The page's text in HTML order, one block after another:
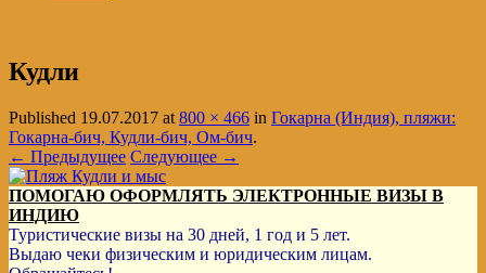
Кудли
Published 19.07.2017 at 800 × 466 in Гокарна (Индия), пляжи:
Гокарна-бич, Кудли-бич, Ом-бич.
← Предыдущее Следующее →
ПОМОГАЮ ОФОРМЛЯТЬ ЭЛЕКТРОННЫЕ ВИЗЫ В
ИНДИЮ
Туристические визы на 30 дней, 1 год и 5 лет.
Выдаю чеки физическим и юридическим лицам.